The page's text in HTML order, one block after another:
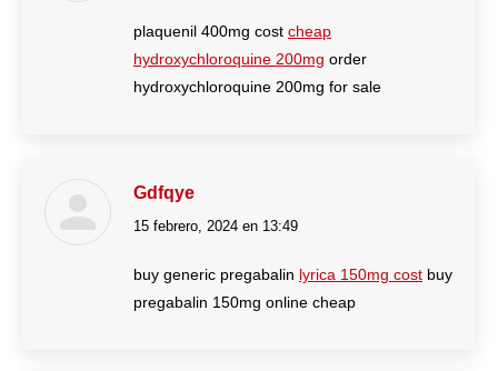
plaquenil 400mg cost cheap
hydroxychloroquine 200mg order
hydroxychloroquine 200mg for sale
Gdfqye
dice:
15 febrero, 2024 en 13:49
buy generic pregabalin lyrica 150mg cost buy
pregabalin 150mg online cheap